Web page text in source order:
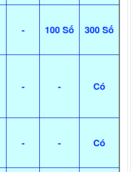
- 100 Số 300 Số
- - Có
- - Có